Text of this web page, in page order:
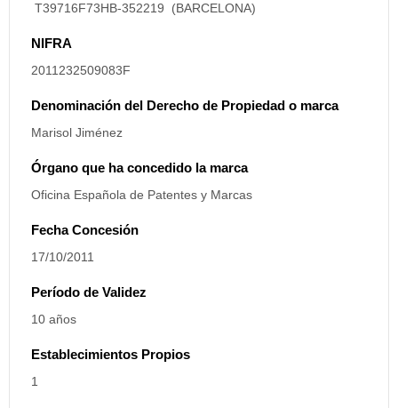
T39716F73HB-352219 (BARCELONA)
NIFRA
2011232509083F
Denominación del Derecho de Propiedad o marca
Marisol Jiménez
Órgano que ha concedido la marca
Oficina Española de Patentes y Marcas
Fecha Concesión
17/10/2011
Período de Validez
10 años
Establecimientos Propios
1